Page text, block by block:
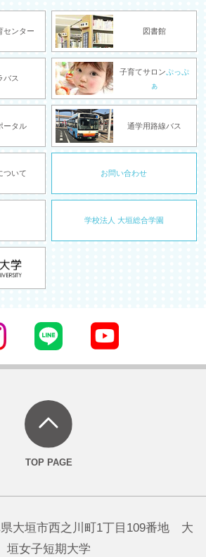
センター 図書館
バス
子育てサロンぷっぷ
ぁ
ータル 通学用路線バス
ついて お問い合わせ
学校法人 大垣総合学園
大垣市西之川町1丁目109番地 大
垣女子短期大学